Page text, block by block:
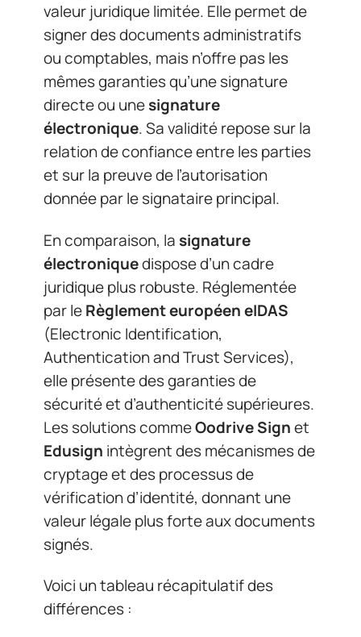
valeur juridique limitée. Elle permet de
signer des documents administratifs
ou comptables, mais n’offre pas les
mêmes garanties qu’une signature
directe ou unesignature
électronique. Sa validité repose sur la
relation de confiance entre les parties
et sur la preuve de l’autorisation
donnée par le signataire principal.
En comparaison, la signature
électroniquedispose d’un cadre
juridique plus robuste. Réglementée
par leRèglement européen eIDAS
(Electronic Identification,
Authentication and Trust Services),
elle présente des garanties de
sécurité et d’authenticité supérieures.
Les solutions commeOodrive Signet
Edusign intègrent des mécanismes de
cryptage et des processus de
vérification d’identité, donnant une
valeur légale plus forte aux documents
signés.
Voici un tableau récapitulatif des
différences :